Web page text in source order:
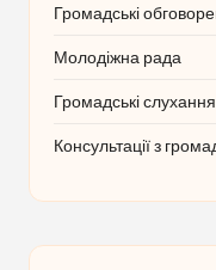
Громадські
Молодіжна рада
Громадські слухання
Консультації з